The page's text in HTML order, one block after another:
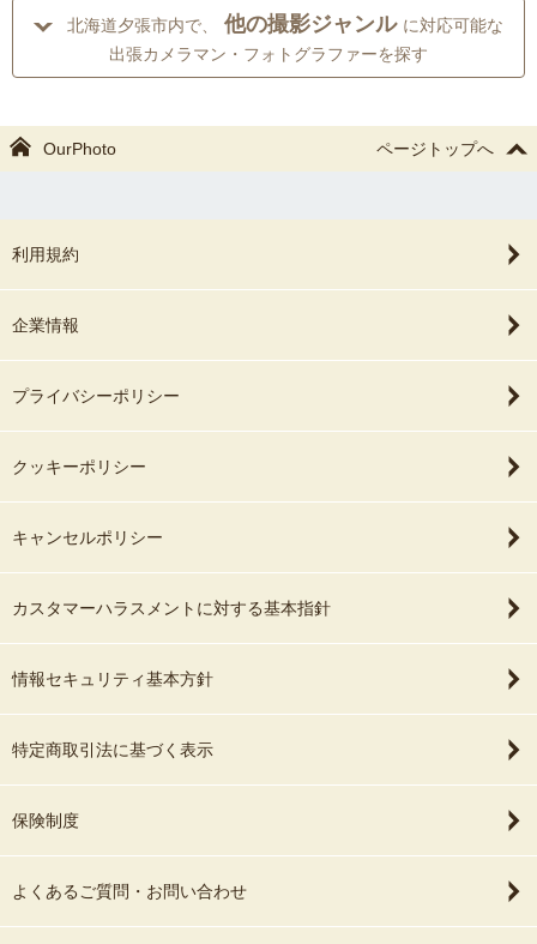
北海道夕張市内で、 他の撮影ジャンル に対応可能な
出張カメラマン・フォトグラファーを探す
OurPhoto ページトップへ
利用規約
企業情報
プライバシーポリシー
クッキーポリシー
キャンセルポリシー
カスタマーハラスメントに対する基本指針
情報セキュリティ基本方針
特定商取引法に基づく表示
保険制度
よくあるご質問・お問い合わせ